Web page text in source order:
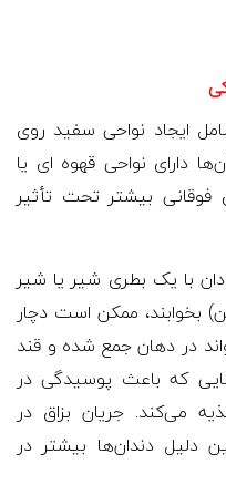
ایجاد نواحی سفید روی
دارای نواحی قهوه ای یا
دندان شیری فوقانی بیشتر تحت تأثیر
با یک بطری شیر یا شیر
بخوابند، ممکن است دچار
در دهان جمع شده و قند
که باعث پوسیدگی در
می‌کند. جریان بزاق در
دندان‌ها بیشتر در